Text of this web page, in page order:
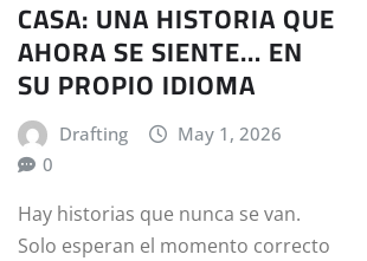
CASA: UNA HISTORIA QUE
AHORA SE SIENTE… EN
SU PROPIO IDIOMA
Drafting
May 1, 2026
0
Hay historias que nunca se van.
Solo esperan el momento correcto